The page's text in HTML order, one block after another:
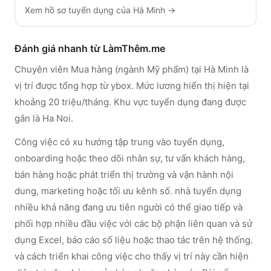
Xem hồ sơ tuyển dụng của Hà Minh →
Đánh giá nhanh từ LàmThêm.me
Chuyên viên Mua hàng (ngành Mỹ phẩm) tại Hà Minh là
vị trí được tổng hợp từ ybox. Mức lương hiển thị hiện tại
khoảng 20 triệu/tháng. Khu vực tuyển dụng đang được
gắn là Ha Noi.
Công việc có xu hướng tập trung vào tuyển dụng,
onboarding hoặc theo dõi nhân sự, tư vấn khách hàng,
bán hàng hoặc phát triển thị trường và vận hành nội
dung, marketing hoặc tối ưu kênh số. nhà tuyển dụng
nhiều khả năng đang ưu tiên người có thể giao tiếp và
phối hợp nhiều đầu việc với các bộ phận liên quan và sử
dụng Excel, báo cáo số liệu hoặc thao tác trên hệ thống.
và cách triển khai công việc cho thấy vị trí này cần hiện